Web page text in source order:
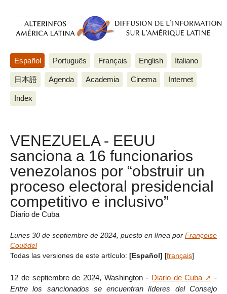
Español Português Français English Italiano
日本語 Agenda Academia Cinema Internet
Index
VENEZUELA - EEUU
sanciona a 16 funcionarios
venezolanos por “obstruir un
proceso electoral presidencial
competitivo e inclusivo”
Diario de Cuba
Lunes 30 de septiembre de 2024 puesto en línea por Françoise
Couëdel
Todas las versiones de este artículo: [Español] [français]
12 de septiembre de 2024, Washington - Diario de Cuba
-
Entre los sancionados se encuentran líderes del Consejo